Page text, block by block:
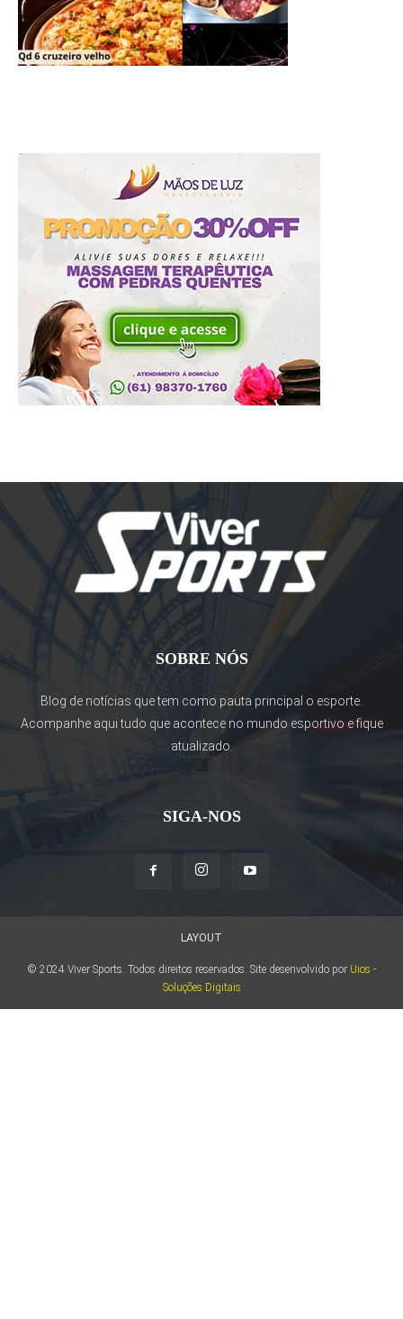
SOBRE NÓS
Blog de notícias que tem como pauta principal o esporte.
Acompanhe aqui tudo que acontece no mundo esportivo e fique
atualizado.
SIGA-NOS
LAYOUT
© 2024 Viver Sports. Todos direitos reservados. Site desenvolvido por Uios -
Soluções Digitais